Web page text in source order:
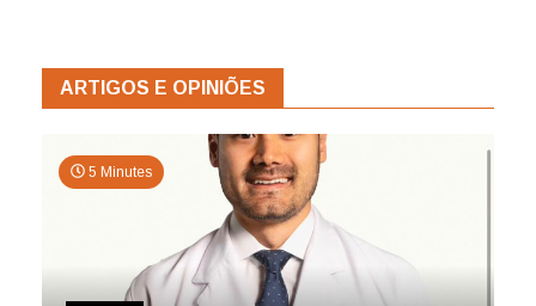
ARTIGOS E OPINIÕES
5 Minutes